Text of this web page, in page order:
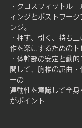
・クロスフィットル
ィングとポストワー
ンジ。
・押す、引く、持ち
作を楽にするためのト
・体幹部の安定と動
関して、胸椎の屈曲
ーの
連動性を意識して全身
がポイント